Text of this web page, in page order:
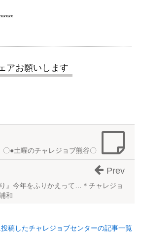
アお願いします
〇●土曜のチャレジョブ熊谷〇
り』今年をふりかえって…＊チャレジョ
和
Prev
稿したチャレジョブセンターの記事一覧